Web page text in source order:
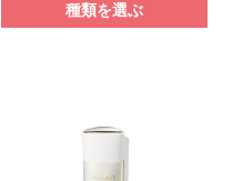
種類を選ぶ